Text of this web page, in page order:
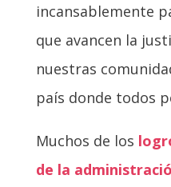
incansablemente
que avancen la
nuestras
país donde todos
Muchos de los
de la